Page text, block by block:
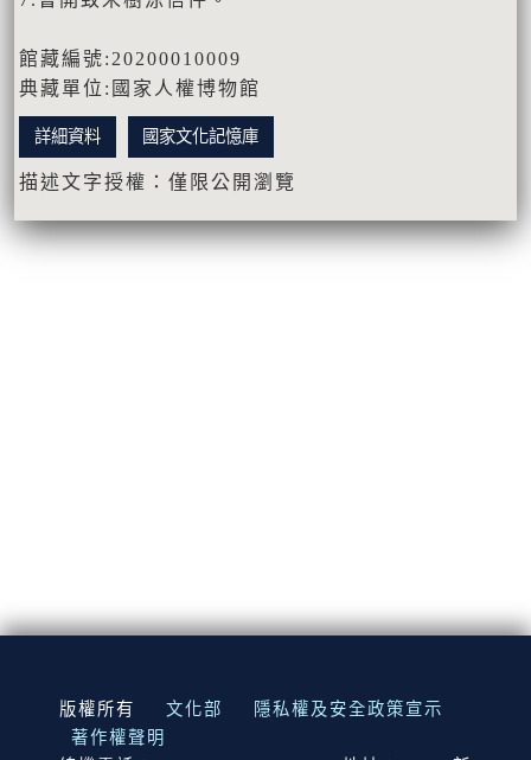
館藏編號:20200010009
典藏單位:國家人權博物館
詳細資料 國家文化記憶庫
描述文字授權：僅限公開瀏覽
:::
版權所有 文化部
隱私權及安全政策宣示
著作權聲明